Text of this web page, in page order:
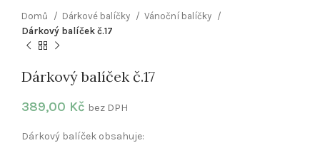
Domů Dárkové balíčky
Vánoční balíčky
Dárkový balíček č.17
Dárkový balíček č.17
389,00 Kč bez DPH
Dárkový balíček obsahuje: